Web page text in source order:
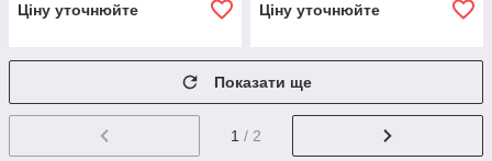
Ціну уточнюйте Ціну уточнюйте
Показати ще
1 / 2